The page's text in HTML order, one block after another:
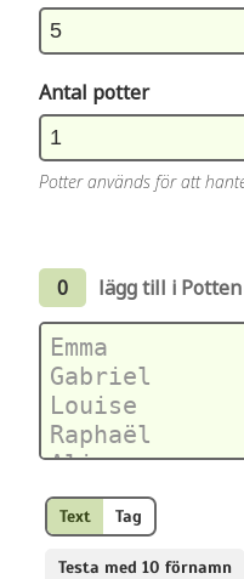
Antal potter
Potter används för att
0 lägg till i
Text Tag
Testa med 10 förnamn